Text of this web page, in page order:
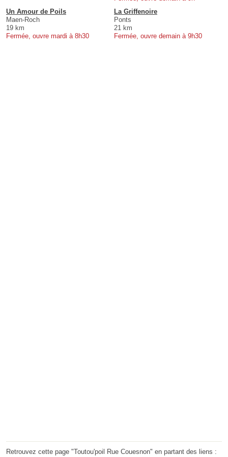
Un Amour de Poils
Maen-Roch
19 km
Fermée, ouvre mardi à 8h30
La Griffenoire
Ponts
21 km
Fermée, ouvre demain à 9h30
Retrouvez cette page "Toutou'poil Rue Couesnon" en partant des liens :